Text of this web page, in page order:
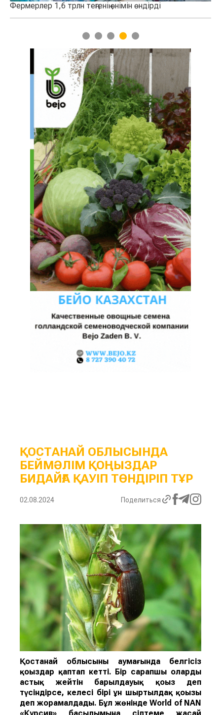
1,6 трлн теңгенің өнімін өндірді
1 2 3 4 5
ҚОСТАНАЙ ОБЛЫСЫНДА
БЕЙМӘЛІМ ҚОҢЫЗДАР
БИДАЙҒА ҚАУІП ТӨНДІРІП ТҰР
02.08.2024 Поделиться
Қостанай облысының аумағында белгісіз
қоңыздар қаптап кетті. Бір сарапшы оларды
астық жейтінбарылдауық қоңыздеп
түсіндірсе, келесі біріұн шыртылдақ қоңызы
деп жорамалдады. Бұл жөнінде World of NAN